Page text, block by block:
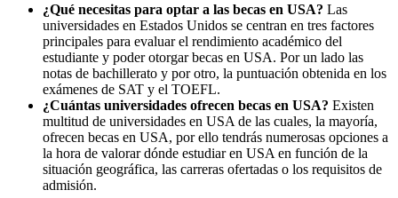
¿Qué necesitas para optar a las becas en USA? Las
universidades en Estados Unidos se centran en tres factores
principales para evaluar el rendimiento académico del
estudiante y poder otorgar becas en USA. Por un lado las
notas de bachillerato y por otro, la puntuación obtenida en los
exámenes de SAT y el TOEFL.
¿Cuántas universidades ofrecen becas en USA? Existen
multitud de universidades en USA de las cuales, la mayoría,
ofrecen becas en USA, por ello tendrás numerosas opciones a
la hora de valorar dónde estudiar en USA en función de la
situación geográfica, las carreras ofertadas o los requisitos de
admisión.